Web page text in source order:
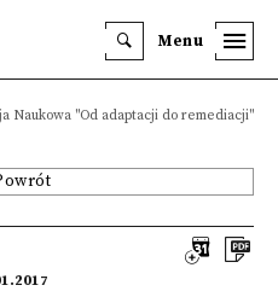
Menu
Naukowa "Od adaptacji do remediacji"